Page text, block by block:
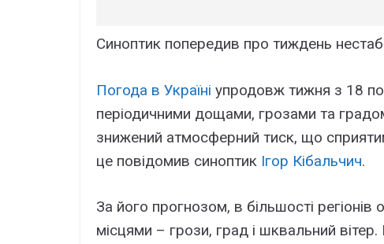
Синоптик попередив про тиждень
Погода в Україні упродовж тижня з 18
періодичними дощами, грозами та
знижений атмосферний тиск, що
це повідомив синоптик Ігор Кібальчич.
За його прогнозом, в більшості регіонів
місцями – грози, град і шквальний